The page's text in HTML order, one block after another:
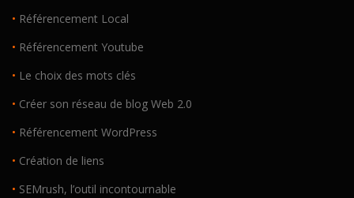
• Référencement Local
• Référencement Youtube
• Le choix des mots clés
• Créer son réseau de blog Web 2.0
• Référencement WordPress
• Création de liens
• SEMrush, l’outil incontournable